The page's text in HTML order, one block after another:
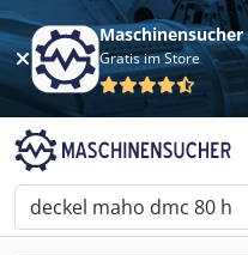
Maschinensucher
Gratis im Store